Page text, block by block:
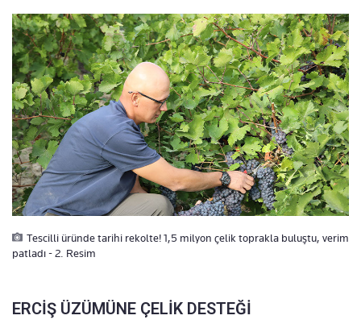
Tescilli üründe tarihi rekolte! 1,5 milyon çelik toprakla buluştu, verim
patladı - 2. Resim
ERCİŞ ÜZÜMÜNE ÇELİK DESTEĞİ